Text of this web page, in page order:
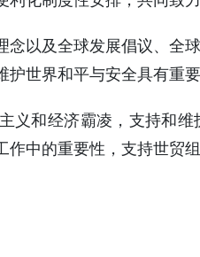
念以及全球发展倡议、全
世界和平与安全具有重要
义和经济霸凌，支持和
中的重要性，支持世贸